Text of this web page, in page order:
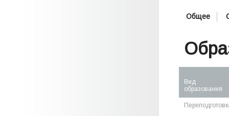
Общее
Вид
образования